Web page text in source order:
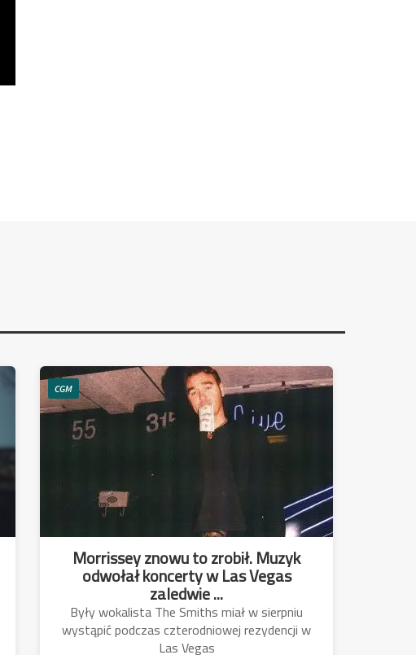
CGM
Morrissey znowu to zrobił. Muzyk
odwołał koncerty w Las Vegas
zaledwie ...
Były wokalista The Smiths miał w sierpniu
wystąpić podczas czterodniowej rezydencji w
Las Vegas